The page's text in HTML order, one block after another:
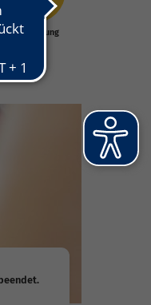
Grundbildung